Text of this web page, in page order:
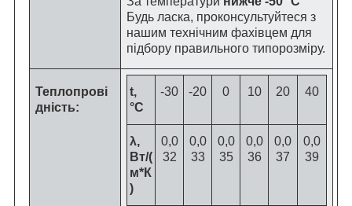
Будь ласка, проконсультуйтеся з
нашим технічним фахівцем для
підбору правильного типорозміру.
Теплопрові
дність:
t,
°C
-30 -20 0 10 20 40
λ,
Вт/(
м*К
)
0,0
32
0,0
33
0,0
35
0,0
36
0,0
37
0,0
39